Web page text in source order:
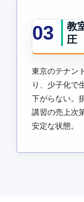
03
教
圧
東京のテナン
り、少子化で
下がらない。
講習の売上次
安定な状態。